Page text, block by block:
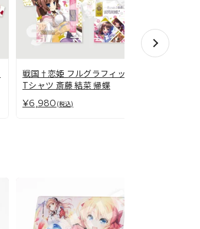
戦国†恋姫 フルグラフィック
Tシャツ 斎藤 結菜 帰蝶
¥6,980 (税込)